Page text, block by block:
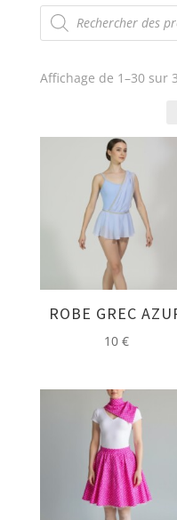
Recherche
de
produits
Affichage de 1–30 sur
ROBE GREC
10 €